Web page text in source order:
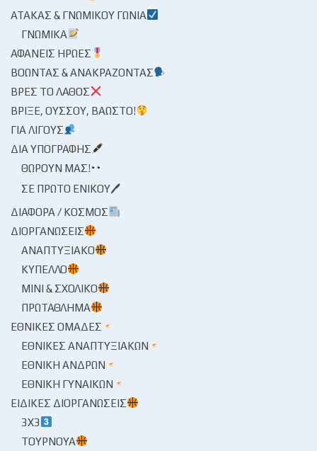
ΑΤΆΚΑΣ & ΓΝΩΜΙΚΟΎ ΓΩΝΊΑ
ΓΝΩΜΙΚΆ
ΑΦΑΝΕΊΣ ΉΡΩΕΣ
ΒΟΏΝΤΑΣ & ΑΝΑΚΡΆΖΟΝΤΑΣ
ΒΡΕΣ ΤΟ ΛΆΘΟΣ
ΒΡΊΞΕ, ΟΎΣΣΟΥ, ΒΆΩΣΤΟ!
ΓΙΑ ΛΊΓΟΥΣ
ΔΙΑ ΥΠΟΓΡΑΦΉΣ
ΘΩΡΟΎΝ ΜΑΣ!
ΣΕ ΠΡΏΤΟ ΕΝΙΚΟΎ🖊
ΔΙΆΦΟΡΑ / ΚΌΣΜΟΣ
ΔΙΟΡΓΑΝΏΣΕΙΣ
ΑΝΑΠΤΥΞΙΑΚΌ
ΚΎΠΕΛΛΟ
ΜΊΝΙ & ΣΧΟΛΙΚΌ
ΠΡΩΤΆΘΛΗΜΑ
ΕΘΝΙΚΈΣ ΟΜΆΔΕΣ
ΕΘΝΙΚΈΣ ΑΝΑΠΤΥΞΙΑΚΏΝ
ΕΘΝΙΚΉ ΑΝΔΡΏΝ
ΕΘΝΙΚΉ ΓΥΝΑΙΚΏΝ
ΕΙΔΙΚΈΣ ΔΙΟΡΓΑΝΏΣΕΙΣ
3X3
ΤΟΥΡΝΟΥΆ